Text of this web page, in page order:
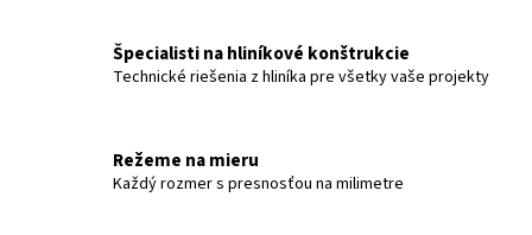
Špecialisti na hliníkové konštrukcie
Technické riešenia z hliníka pre všetky vaše projekty
Režeme na mieru
Každý rozmer s presnosťou na milimetre